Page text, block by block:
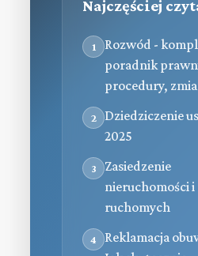
Najczęściej
1
Rozwód -
poradnik
procedury,
2
Dziedziczenie
2025
3
Zasiedzenie
nieruchomości i
ruchomych
4
Reklamacja